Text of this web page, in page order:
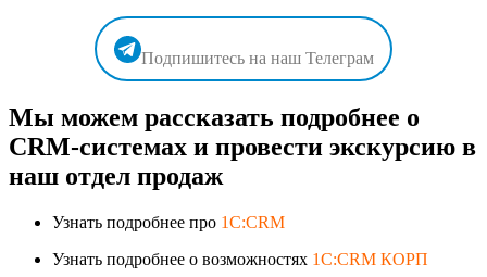
Подпишитесь на наш Телеграм
Мы можем рассказать подробнее о
CRM-системах и провести экскурсию в
наш отдел продаж
Узнать подробнее про 1C:CRM
Узнать подробнее о возможностях 1C:CRM КОРП